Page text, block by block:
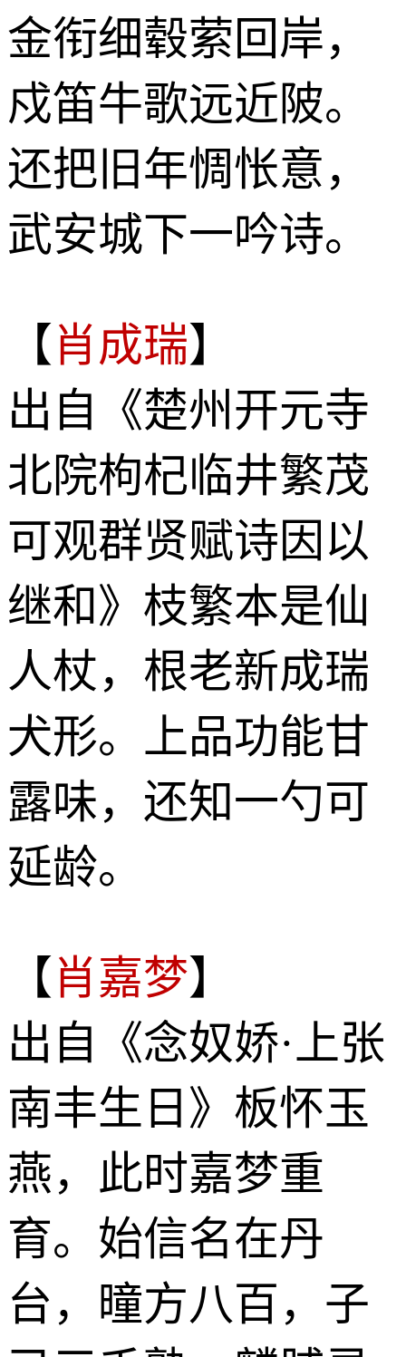
金衔细毂萦回岸，
戍笛牛歌远近陂。
还把旧年惆怅意，
武安城下一吟诗。
【 肖成瑞】
出自《楚州开元寺
北院枸杞临井繁茂
可观群贤赋诗因以
继和》枝繁本是仙
人杖，根老新成瑞
犬形。上品功能甘
露味，还知一勺可
延龄。
【 肖嘉梦】
出自《念奴娇·上张
南丰生日》板怀玉
燕，此时嘉梦重
育。始信名在丹
台，曈方八百，子